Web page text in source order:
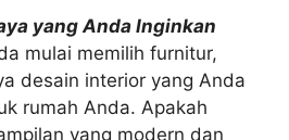
yang Anda Inginkan
mulai memilih furnitur,
desain interior yang Anda
rumah Anda. Apakah
yang modern dan